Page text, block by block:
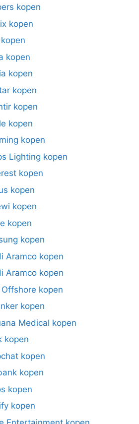
kopen
kopen
kopen
kopen
kopen
kopen
kopen
kopen
Lighting kopen
kopen
kopen
kopen
kopen
kopen
Aramco kopen
Aramco kopen
kopen
kopen
Medical kopen
kopen
kopen
kopen
kopen
kopen